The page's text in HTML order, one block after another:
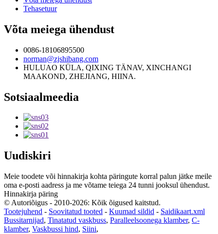
Tehasetuur
Võta meiega ühendust
0086-18106895500
norman@zjshibang.com
HULUAO KÜLA, QIXING TÄNAV, XINCHANGI
MAAKOND, ZHEJIANG, HIINA.
Sotsiaalmeedia
Uudiskiri
Meie toodete või hinnakirja kohta päringute korral palun jätke meile
oma e-posti aadress ja me võtame teiega 24 tunni jooksul ühendust.
Hinnakirja päring
© Autoriõigus - 2010-2026: Kõik õigused kaitstud.
Tootejuhend - Soovitatud tooted - Kuumad sildid - Saidikaart.xml
Bussitarnijad, Tinatatud vaskbuss, Paralleelsoonega klamber, C-
klamber, Vaskbussi hind, Siini,